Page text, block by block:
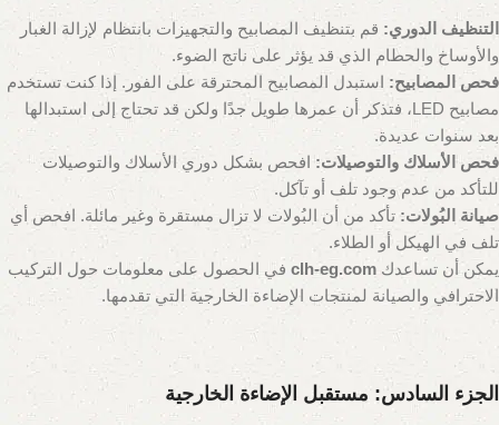
التنظيف الدوري: قم بتنظيف المصابيح والتجهيزات بانتظام لإزالة الغبار
والأوساخ والحطام الذي قد يؤثر على ناتج الضوء.
فحص المصابيح: استبدل المصابيح المحترقة على الفور. إذا كنت تستخدم
مصابيح LED، فتذكر أن عمرها طويل جدًا ولكن قد تحتاج إلى استبدالها
بعد سنوات عديدة.
فحص الأسلاك والتوصيلات: افحص بشكل دوري الأسلاك والتوصيلات
للتأكد من عدم وجود تلف أو تآكل.
صيانة البُولات: تأكد من أن البُولات لا تزال مستقرة وغير مائلة. افحص أي
تلف في الهيكل أو الطلاء.
يمكن أن تساعدك clh-eg.com في الحصول على معلومات حول التركيب
الاحترافي والصيانة لمنتجات الإضاءة الخارجية التي تقدمها.
الجزء السادس: مستقبل الإضاءة الخارجية